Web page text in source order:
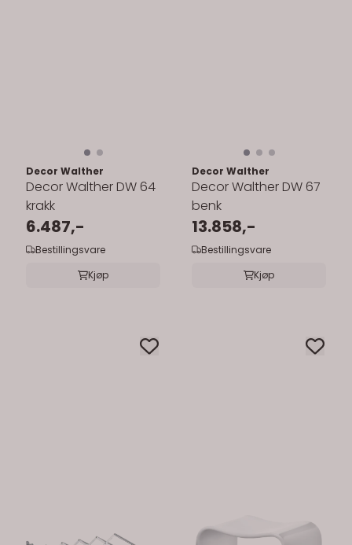
Decor Walther
Decor Walther DW 64
krakk
6.487,-
Bestillingsvare
Kjøp
Decor Walther
Decor Walther DW 67
benk
13.858,-
Bestillingsvare
Kjøp